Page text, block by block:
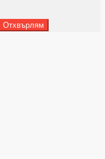
Отхвърлям